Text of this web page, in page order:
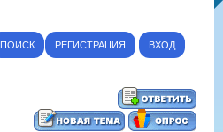
ПОИСК РЕГИСТРАЦИЯ ВХОД